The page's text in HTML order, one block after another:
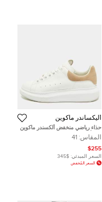
أليكساندر ماكوين
حذاء رياضي منخفض ألكسندر ماكوين
جلد أبيض/بني كبير مقاس 41
المقاس: 41
$255
السعر المبدئي: $345
السعر المُخفض